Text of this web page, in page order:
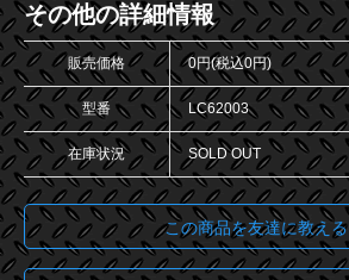
その他の詳細情報
販売価格 0円(税込0円)
型番 LC62003
在庫状況 SOLD OUT
この商品を友達に教える